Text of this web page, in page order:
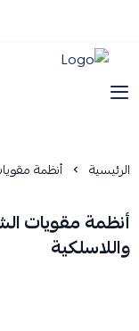
الرئيسية أنظمة
أنظمة مقويات
واللاسلكية